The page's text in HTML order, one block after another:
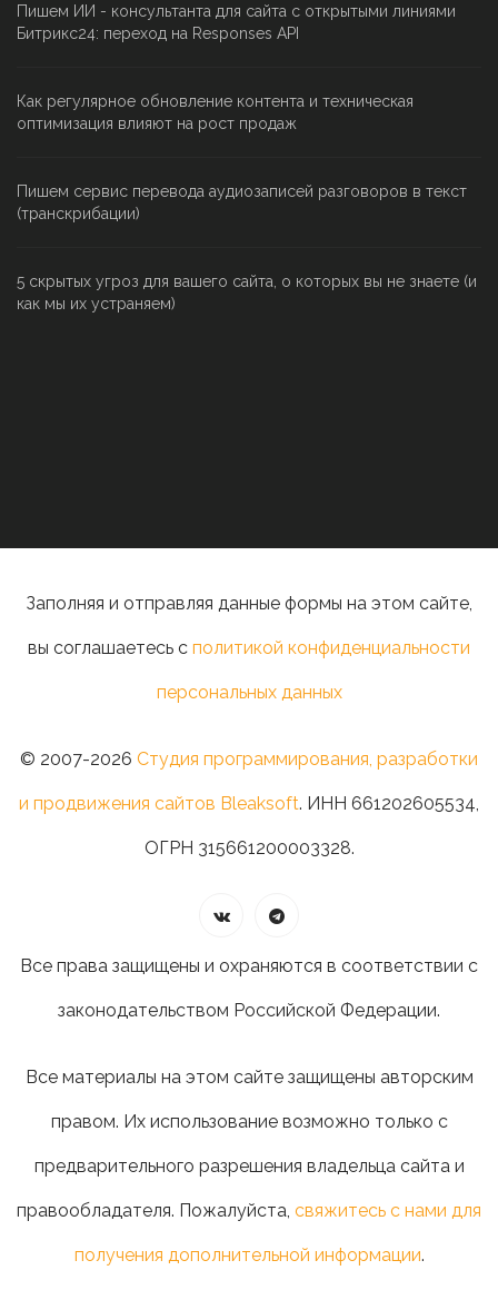
Пишем ИИ - консультанта для сайта с открытыми линиями
Битрикс24: переход на Responses API
Как регулярное обновление контента и техническая
оптимизация влияют на рост продаж
Пишем сервис перевода аудиозаписей разговоров в текст
(транскрибации)
5 скрытых угроз для вашего сайта, о которых вы не знаете (и
как мы их устраняем)
Заполняя и отправляя данные формы на этом сайте,
вы соглашаетесь с политикой конфиденциальности
персональных данных
© 2007-2026 Студия программирования, разработки
и продвижения сайтов Bleaksoft. ИНН 661202605534,
ОГРН 315661200003328.
Все права защищены и охраняются в соответствии с
законодательством Российской Федерации.
Все материалы на этом сайте защищены авторским
правом. Их использование возможно только с
предварительного разрешения владельца сайта и
правообладателя. Пожалуйста, свяжитесь с нами для
получения дополнительной информации.